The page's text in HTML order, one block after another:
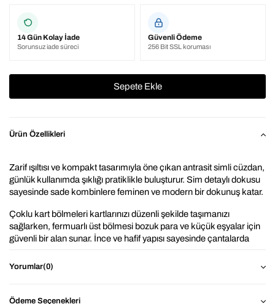
14 Gün Kolay İade
Sorunsuz iade süreci
Güvenli Ödeme
256 Bit SSL koruması
Ürün Özellikleri
Zarif ışıltısı ve kompakt tasarımıyla öne çıkan antrasit simli cüzdan,
günlük kullanımda şıklığı pratiklikle buluşturur. Sim detaylı dokusu
sayesinde sade kombinlere feminen ve modern bir dokunuş katar.
Çoklu kart bölmeleri kartlarınızı düzenli şekilde taşımanızı
sağlarken, fermuarlı üst bölmesi bozuk para ve küçük eşyalar için
güvenli bir alan sunar. İnce ve hafif yapısı sayesinde çantalarda
taşınabilir.
Yorumlar(0)
Ödeme Seçenekleri